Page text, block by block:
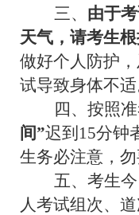
三、 由于
天气，请考生
做好个人防护
试导致身体不适
四、按照
间”迟到 15分钟
生务必注意，勿
五、考生
人考试组次、